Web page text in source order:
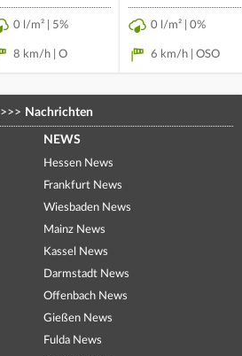
0 l/m² | 5%
8 km/h | O
0 l/m² | 0%
6 km/h | OSO
>>> Nachrichten
NEWS
Hessen News
Frankfurt News
Wiesbaden News
Mainz News
Kassel News
Darmstadt News
Offenbach News
Gießen News
Fulda News